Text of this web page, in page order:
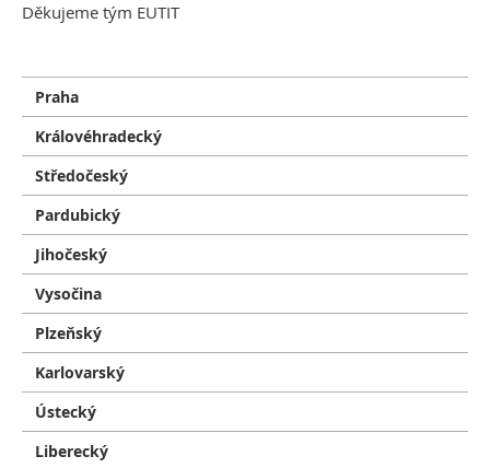
Děkujeme tým EUTIT
Praha
Královéhradecký
Středočeský
Pardubický
Jihočeský
Vysočina
Plzeňský
Karlovarský
Ústecký
Liberecký